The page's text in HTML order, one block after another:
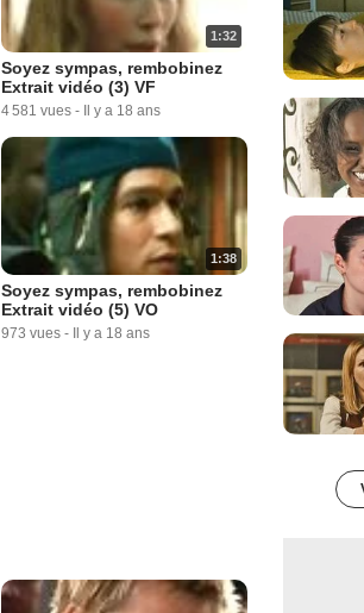
1:32
Soyez sympas, rembobinez
Extrait vidéo (3) VF
4 581 vues - Il y a 18 ans
1:38
Soyez sympas, rembobinez
Extrait vidéo (5) VO
973 vues - Il y a 18 ans
1:29